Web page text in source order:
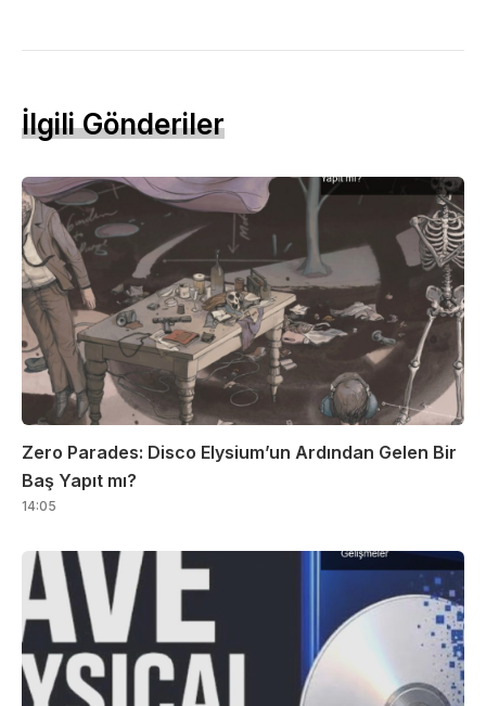
İlgili Gönderiler
Zero Parades: Disco Elysium’un Ardından Gelen Bir
Baş Yapıt mı?
14:05